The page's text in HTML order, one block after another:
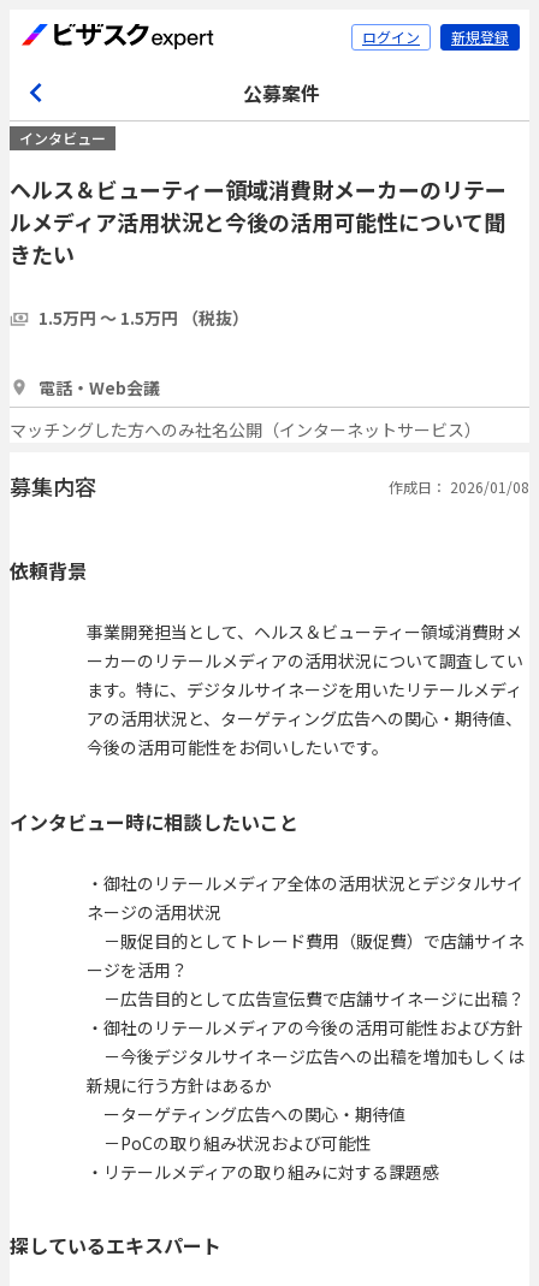
ログイン 新規登録
公募案件
インタビュー
ヘルス＆ビューティー領域消費財メーカーのリテー
ルメディア活用状況と今後の活用可能性について聞
きたい
1.5万円 〜 1.5万円 （税抜）
電話・Web会議
マッチングした方へのみ社名公開（インターネットサービス）
募集内容 作成日： 2026/01/08
依頼背景
事業開発担当として、ヘルス＆ビューティー領域消費財メ
ーカーのリテールメディアの活用状況について調査してい
ます。特に、デジタルサイネージを用いたリテールメディ
アの活用状況と、ターゲティング広告への関心・期待値、
今後の活用可能性をお伺いしたいです。
インタビュー時に相談したいこと
・御社のリテールメディア全体の活用状況とデジタルサイ
ネージの活用状況
－販促目的としてトレード費用（販促費）で店舗サイネ
ージを活用？
－広告目的として広告宣伝費で店舗サイネージに出稿？
・御社のリテールメディアの今後の活用可能性および方針
－今後デジタルサイネージ広告への出稿を増加もしくは
新規に行う方針はあるか
ーターゲティング広告への関心・期待値
－PoCの取り組み状況および可能性
・リテールメディアの取り組みに対する課題感
探しているエキスパート